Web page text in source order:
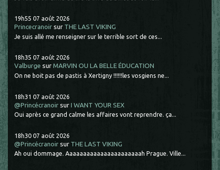
19h55 07 août 2026
Princecranoir sur THE LAST VIKING
Je suis allé me renseigner sur le terrible sort de ces...
18h35 07 août 2026
Valburge surMARVIN OU LA BELLE ÉDUCATION
On ne boit pas de pastis à Xertigny !!!!!!les vosgiens ne...
18h31 07 août 2026
@Princécranoir surI WANT YOUR SEX
Oui après ce grand calme les affaires vont reprendre. ça...
18h30 07 août 2026
@Princécranoir sur THE LAST VIKING
Ah oui dommage. Aaaaaaaaaaaaaaaaaaaaaah Prague. Ville...